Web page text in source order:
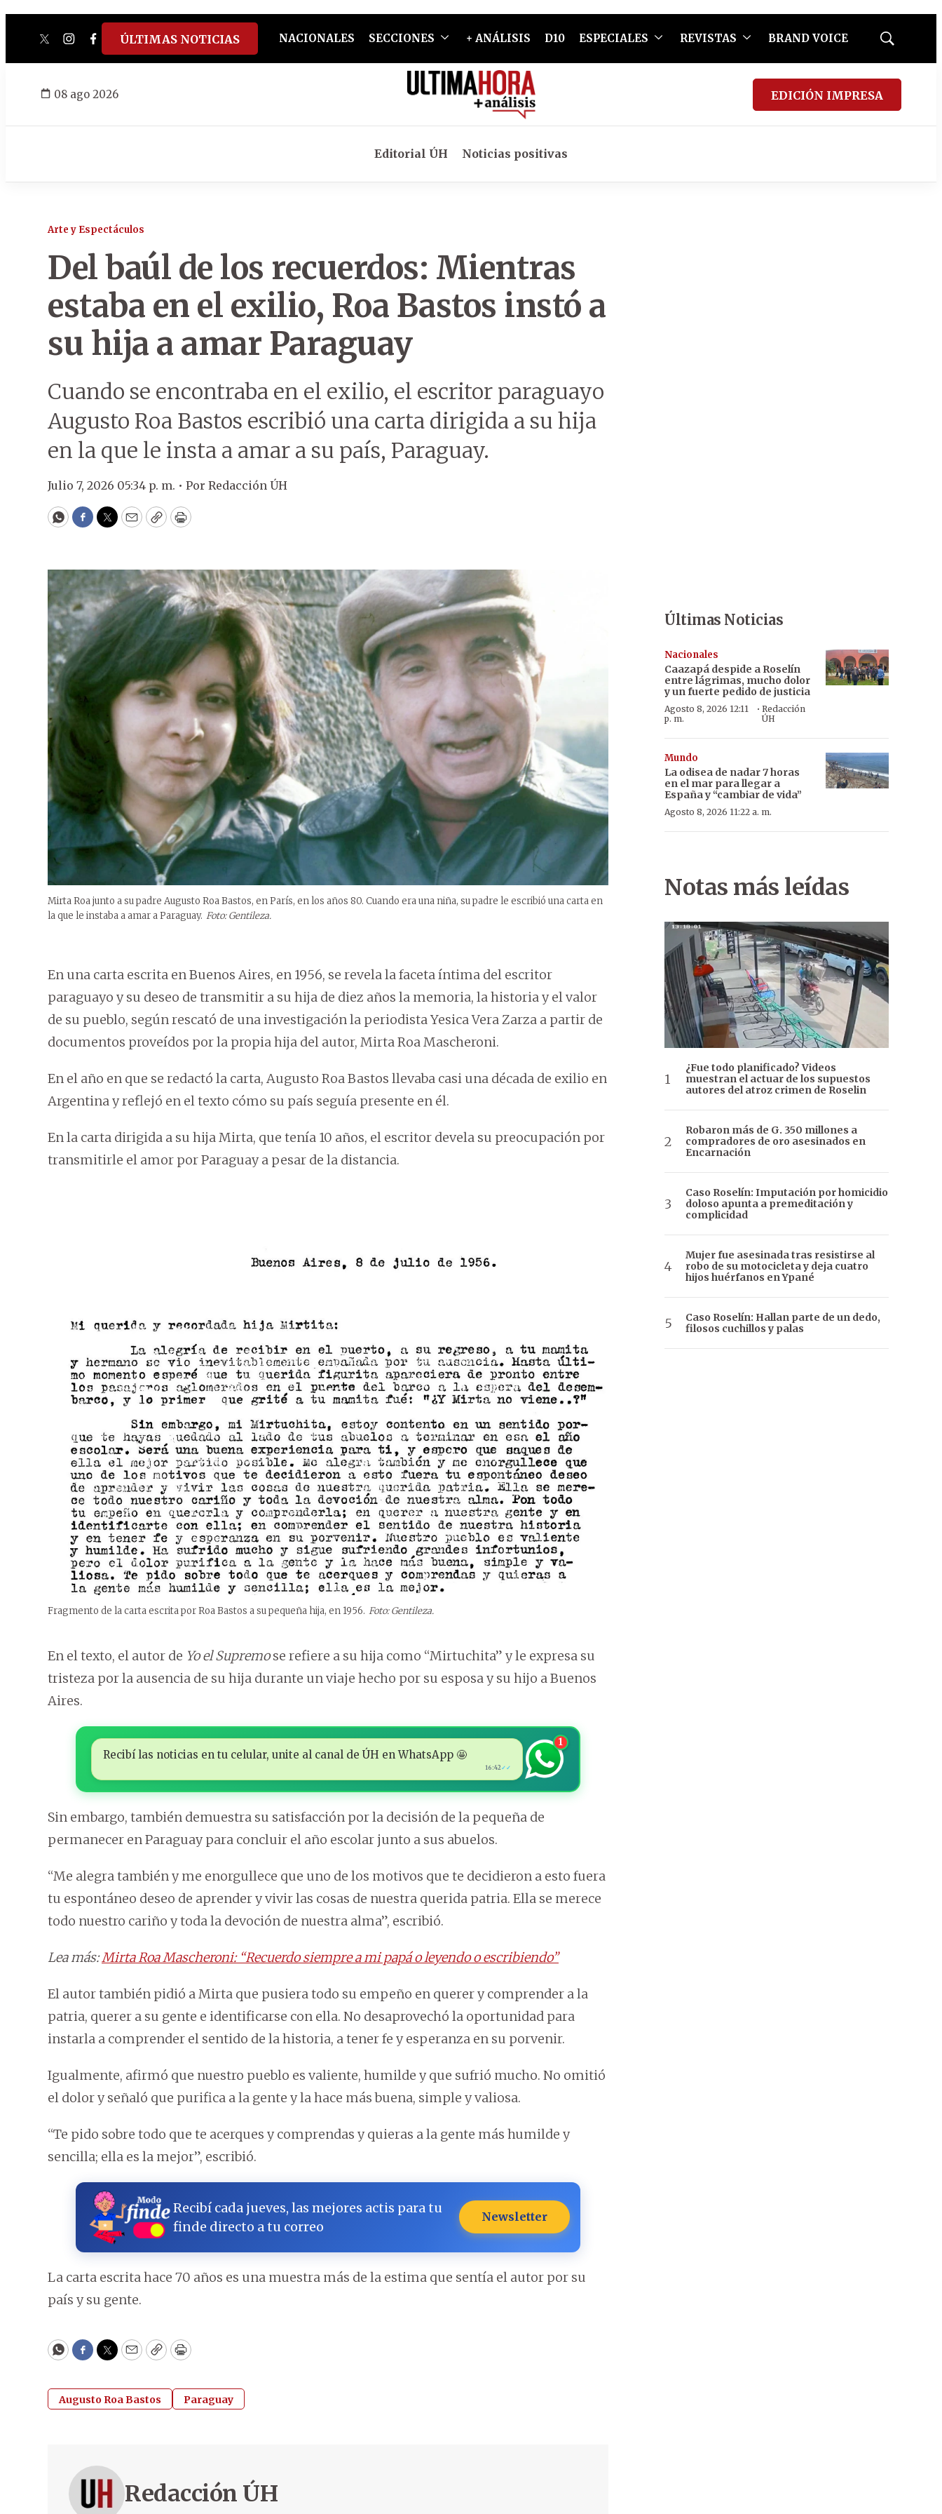
twitterinstagram
facebook
tiktokyoutube
spotify
ÚLTIMAS NOTICIAS NACIONALES SECCIONES + ANÁLISIS D10 ESPECIALES REVISTAS BRAND VOICE
Mostrar
08 ago 2026 EDICIÓN IMPRESA
Editorial ÚH Noticias positivas
Arte y Espectáculos
Del baúl de los recuerdos: Mientras
estaba en el exilio, Roa Bastos instó a
su hija a amar Paraguay
Cuando se encontraba en el exilio, el escritor paraguayo
Augusto Roa Bastos escribió una carta dirigida a su hija
en la que le insta a amar a su país, Paraguay.
Julio 7, 2026 05:34 p. m. • Por Redacción ÚH
WhatsApp
Facebook
Twitter
EmailCopyPrint
Mirta Roa junto a su padre Augusto Roa Bastos, en París, en los años 80. Cuando era una niña, su padre le escribió una carta en
la que le instaba a amar a Paraguay. Foto: Gentileza.
En una carta escrita en Buenos Aires, en 1956, se revela la faceta íntima del escritor
paraguayo y su deseo de transmitir a su hija de diez años la memoria, la historia y el valor
de su pueblo, según rescató de una investigación la periodista Yesica Vera Zarza a partir de
documentos proveídos por la propia hija del autor, Mirta Roa Mascheroni.
En el año en que se redactó la carta, Augusto Roa Bastos llevaba casi una década de exilio en
Argentina y reflejó en el texto cómo su país seguía presente en él.
En la carta dirigida a su hija Mirta, que tenía 10 años, el escritor devela su preocupación por
transmitirle el amor por Paraguay a pesar de la distancia.
Fragmento de la carta escrita por Roa Bastos a su pequeña hija, en 1956. Foto: Gentileza.
En el texto, el autor de Yo el Supremose refiere a su hija como “Mirtuchita” y le expresa su
tristeza por la ausencia de su hija durante un viaje hecho por su esposa y su hijo a Buenos
Aires.
Recibí las noticias en tu celular, unite al canal de ÚH en WhatsApp 🤩
16:42✓✓
1
Sin embargo, también demuestra su satisfacción por la decisión de la pequeña de
permanecer en Paraguay para concluir el año escolar junto a sus abuelos.
“Me alegra también y me enorgullece que uno de los motivos que te decidieron a esto fuera
tu espontáneo deseo de aprender y vivir las cosas de nuestra querida patria. Ella se merece
todo nuestro cariño y toda la devoción de nuestra alma”, escribió.
Lea más:Mirta Roa Mascheroni: “Recuerdo siempre a mi papá o leyendo o escribiendo”
El autor también pidió a Mirta que pusiera todo su empeño en querer y comprender a la
patria, querer a su gente e identificarse con ella. No desaprovechó la oportunidad para
instarla a comprender el sentido de la historia, a tener fe y esperanza en su porvenir.
Igualmente, afirmó que nuestro pueblo es valiente, humilde y que sufrió mucho. No omitió
el dolor y señaló que purifica a la gente y la hace más buena, simple y valiosa.
“Te pido sobre todo que te acerques y comprendas y quieras a la gente más humilde y
sencilla; ella es la mejor”, escribió.
Recibí cada jueves, las mejores actis para tu
finde directo a tu correo
Newsletter
La carta escrita hace 70 años es una muestra más de la estima que sentía el autor por su
país y su gente.
WhatsApp
Facebook
Twitter
EmailCopyPrint
Augusto Roa Bastos Paraguay
Redacción ÚH
Últimas Noticias
Nacionales
Caazapá despide a Roselín
entre lágrimas, mucho dolor
y un fuerte pedido de justicia
Agosto 8, 2026 12:11
p. m.
· Redacción
ÚH
Mundo
La odisea de nadar 7 horas
en el mar para llegar a
España y “cambiar de vida”
Agosto 8, 2026 11:22 a. m.
Notas más leídas
¿Fue todo planificado? Videos
muestran el actuar de los supuestos
autores del atroz crimen de Roselin
Robaron más de G. 350 millones a
compradores de oro asesinados en
Encarnación
Caso Roselín: Imputación por homicidio
doloso apunta a premeditación y
complicidad
Mujer fue asesinada tras resistirse al
robo de su motocicleta y deja cuatro
hijos huérfanos en Ypané
Caso Roselín: Hallan parte de un dedo,
filosos cuchillos y palas